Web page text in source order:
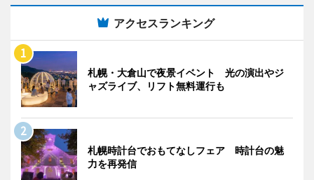
アクセスランキング
札幌・大倉山で夜景イベント 光の演出やジ
ャズライブ、リフト無料運行も
札幌時計台でおもてなしフェア 時計台の魅
力を再発信